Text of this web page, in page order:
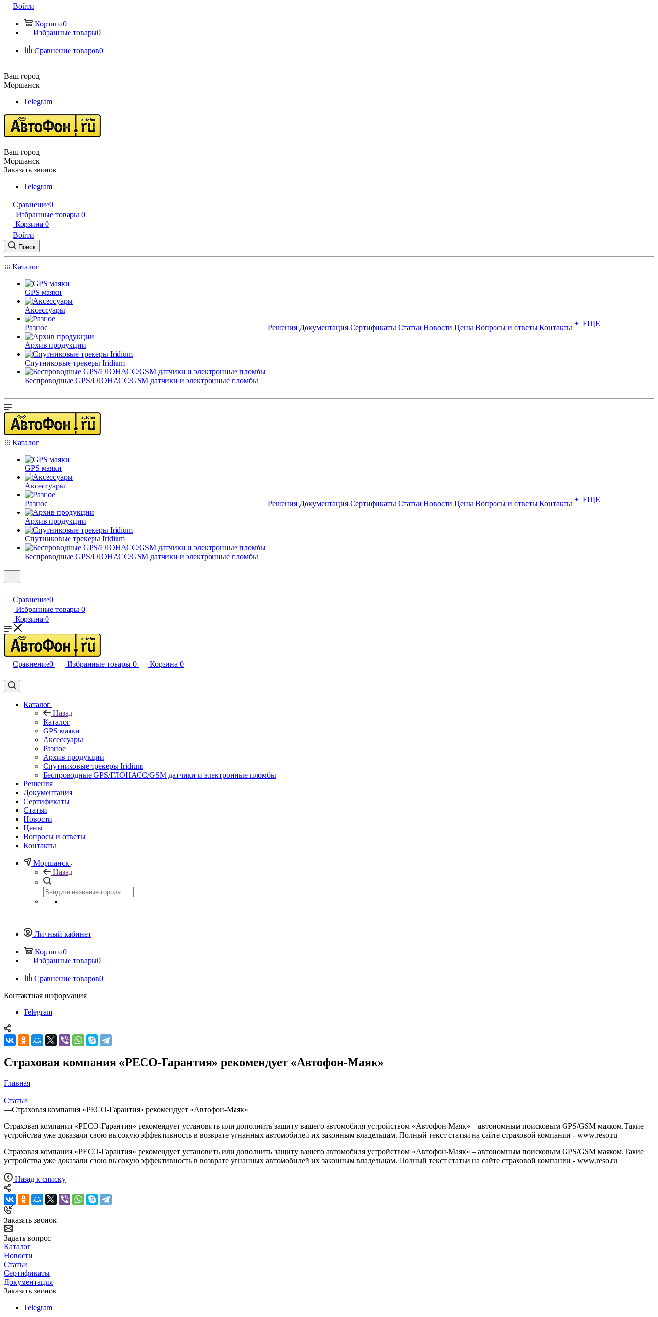
Войти
Корзина0
Избранные товары0
Сравнение товаров0
Ваш город
Моршанск
Telegram
Ваш город
Моршанск
Заказать звонок
Telegram
Сравнение0
Избранные товары 0
Корзина 0
Войти
Поиск
Каталог
GPS маяки
Аксессуары
Разное
Архив продукции
Спутниковые трекеры Iridium
Беспроводные GPS/ГЛОНАСС/GSM датчики и электронные пломбы
Решения Документация Сертификаты Статьи Новости Цены Вопросы и ответы Контакты + ЕЩЕ
Каталог
GPS маяки
Аксессуары
Разное
Архив продукции
Спутниковые трекеры Iridium
Беспроводные GPS/ГЛОНАСС/GSM датчики и электронные пломбы
Решения Документация Сертификаты Статьи Новости Цены Вопросы и ответы Контакты + ЕЩЕ
Сравнение0
Избранные товары 0
Корзина 0
Сравнение0 Избранные товары 0 Корзина 0
Каталог
Назад
Каталог
GPS маяки
Аксессуары
Разное
Архив продукции
Спутниковые трекеры Iridium
Беспроводные GPS/ГЛОНАСС/GSM датчики и электронные пломбы
Решения
Документация
Сертификаты
Статьи
Новости
Цены
Вопросы и ответы
Контакты
Моршанск
Назад
Личный кабинет
Корзина0
Избранные товары0
Сравнение товаров0
Контактная информация
Telegram
Страховая компания «РЕСО-Гарантия» рекомендует «Автофон-Маяк»
Главная
—
Статьи
—Страховая компания «РЕСО-Гарантия» рекомендует «Автофон-Маяк»
Страховая компания «РЕСО-Гарантия» рекомендует установить или дополнить защиту вашего автомобиля устройством «Автофон-Маяк» – автономным поисковым GPS/GSM маяком.Такие
устройства уже доказали свою высокую эффективность в возврате угнанных автомобилей их законным владельцам. Полный текст статьи на сайте страховой компании - www.reso.ru
Страховая компания «РЕСО-Гарантия» рекомендует установить или дополнить защиту вашего автомобиля устройством «Автофон-Маяк» – автономным поисковым GPS/GSM маяком.Такие
устройства уже доказали свою высокую эффективность в возврате угнанных автомобилей их законным владельцам. Полный текст статьи на сайте страховой компании - www.reso.ru
Назад к списку
Заказать звонок
Задать вопрос
Каталог
Новости
Статьи
Сертификаты
Документация
Заказать звонок
Telegram